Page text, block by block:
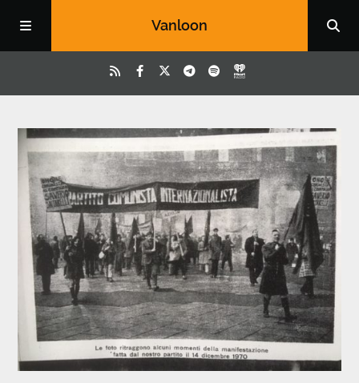
Vanloon